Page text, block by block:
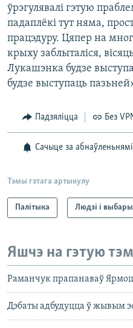
ўрэгулявалі гэтую
падаплёкі тут няма,
працэдуру. Цяпер на
крыху заблыталіся,
Лукашэнка будзе
будзе выступаць
Падзяліцца Без
Сачыце за абнаўленьнямі
Тэмы гэтага артыкулу
Палітыка Людзі і выбары
Яшчэ на гэтую
Раманчук прапанаваў
Дэбаты адбудуцца ў жывым